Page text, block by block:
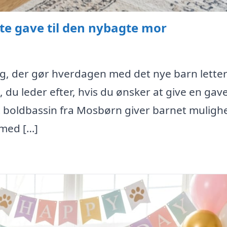
gave til den nybagte mor
der gør hverdagen med det nye barn
leder efter, hvis du ønsker at give en
fra Mosbørn giver barnet
[…]